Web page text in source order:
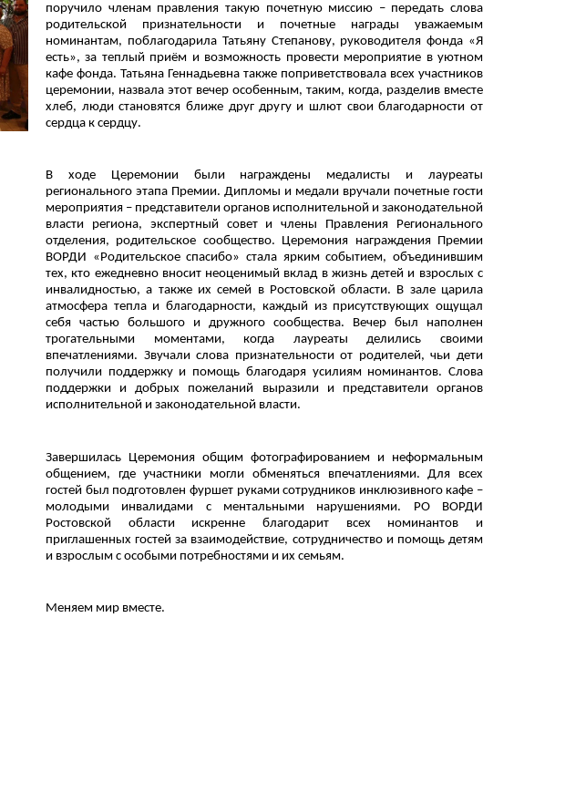
поручило членам правления такую почетную миссию – передать слова
родительской признательности и почетные награды уважаемым
номинантам, поблагодарила Татьяну Степанову, руководителя фонда «Я
есть», за теплый приём и возможность провести мероприятие в уютном
кафе фонда. Татьяна Геннадьевна также поприветствовала всех участников
церемонии, назвала этот вечер особенным, таким, когда, разделив вместе
хлеб, люди становятся ближе друг другу и шлют свои благодарности от
сердца к сердцу.
В ходе Церемонии были награждены медалисты и лауреаты
регионального этапа Премии. Дипломы и медали вручали почетные гости
мероприятия – представители органов исполнительной и законодательной
власти региона, экспертный совет и члены Правления Регионального
отделения, родительское сообщество. Церемония награждения Премии
ВОРДИ «Родительское спасибо» стала ярким событием, объединившим
тех, кто ежедневно вносит неоценимый вклад в жизнь детей и взрослых с
инвалидностью, а также их семей в Ростовской области. В зале царила
атмосфера тепла и благодарности, каждый из присутствующих ощущал
себя частью большого и дружного сообщества. Вечер был наполнен
трогательными моментами, когда лауреаты делились своими
впечатлениями. Звучали слова признательности от родителей, чьи дети
получили поддержку и помощь благодаря усилиям номинантов. Слова
поддержки и добрых пожеланий выразили и представители органов
исполнительной и законодательной власти.
Завершилась Церемония общим фотографированием и неформальным
общением, где участники могли обменяться впечатлениями. Для всех
гостей был подготовлен фуршет руками сотрудников инклюзивного кафе –
молодыми инвалидами с ментальными нарушениями. РО ВОРДИ
Ростовской области искренне благодарит всех номинантов и
приглашенных гостей за взаимодействие, сотрудничество и помощь детям
и взрослым с особыми потребностями и их семьям.
Меняем мир вместе.